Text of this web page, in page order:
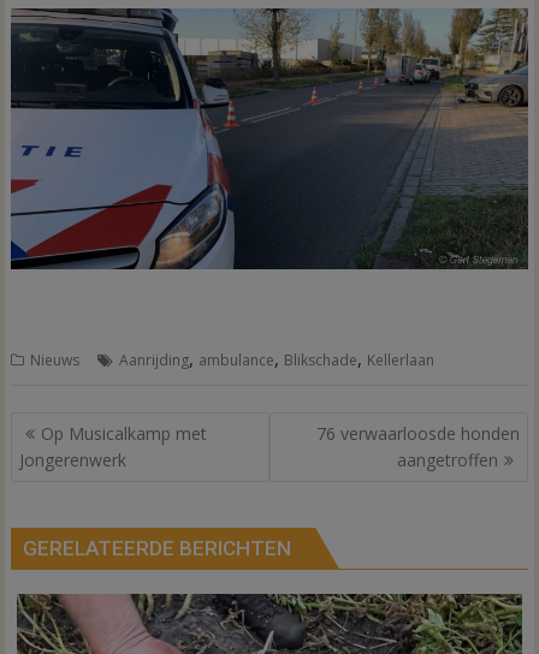
Nieuws Aanrijding, ambulance, Blikschade, Kellerlaan
Bericht
navigatie
Op Musicalkamp met
Jongerenwerk
76 verwaarloosde honden
aangetroffen
GERELATEERDE BERICHTEN